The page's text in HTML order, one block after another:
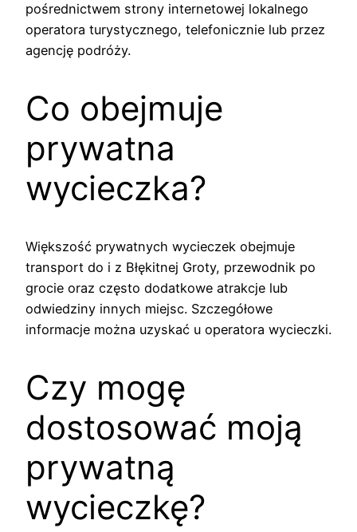
pośrednictwem strony internetowej lokalnego
operatora turystycznego, telefonicznie lub przez
agencję podróży.
Co obejmuje
prywatna
wycieczka?
Większość prywatnych wycieczek obejmuje
transport do i z Błękitnej Groty, przewodnik po
grocie oraz często dodatkowe atrakcje lub
odwiedziny innych miejsc. Szczegółowe
informacje można uzyskać u operatora wycieczki.
Czy mogę
dostosować moją
prywatną
wycieczkę?